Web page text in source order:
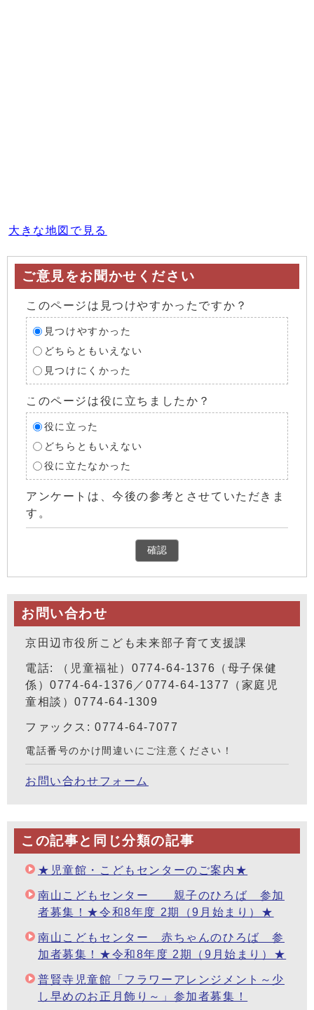
大きな地図で見る
ご意見をお聞かせください
このページは見つけやすかったですか？
見つけやすかった
どちらともいえない
見つけにくかった
このページは役に立ちましたか？
役に立った
どちらともいえない
役に立たなかった
アンケートは、今後の参考とさせていただきま
す。
確認
お問い合わせ
京田辺市役所こども未来部子育て支援課
電話: （児童福祉）0774-64-1376（母子保健
係）0774-64-1376／0774-64-1377（家庭児
童相談）0774-64-1309
ファックス: 0774-64-7077
電話番号のかけ間違いにご注意ください！
お問い合わせフォーム
この記事と同じ分類の記事
★児童館・こどもセンターのご案内★
南山こどもセンター 親子のひろば 参加
者募集！★令和8年度 2期（9月始まり）★
南山こどもセンター 赤ちゃんのひろば 参
加者募集！★令和8年度 2期（9月始まり）★
普賢寺児童館「フラワーアレンジメント～少
し早めのお正月飾り～」参加者募集！